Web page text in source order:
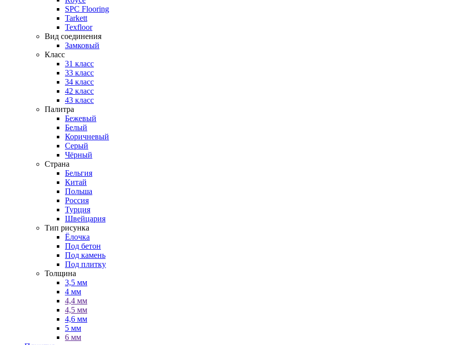
SPC Flooring
Tarkett
Texfloor
Вид соединения
Замковый
Класс
31 класс
33 класс
34 класс
42 класс
43 класс
Палитра
Бежевый
Белый
Коричневый
Серый
Чёрный
Страна
Бельгия
Китай
Польша
Россия
Турция
Швейцария
Тип рисунка
Ёлочка
Под бетон
Под камень
Под плитку
Толщина
3,5 мм
4 мм
4,4 мм
4,5 мм
4,6 мм
5 мм
6 мм